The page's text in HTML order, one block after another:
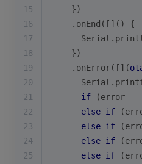
15
    })
16
    .
onEnd ([]() {
17
Serial .
18
    })
19
    .
onError([](
20
Serial .
21
if (error ==
22
else if
23
else if
24
else if
25
else if